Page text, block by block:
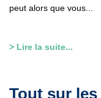
peut alors que vous...
> Lire la suite...
Tout sur